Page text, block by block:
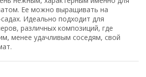
Ее можно выращивать на
Идеально подходит для
различных композиций, где
менее удачливым соседям, свой